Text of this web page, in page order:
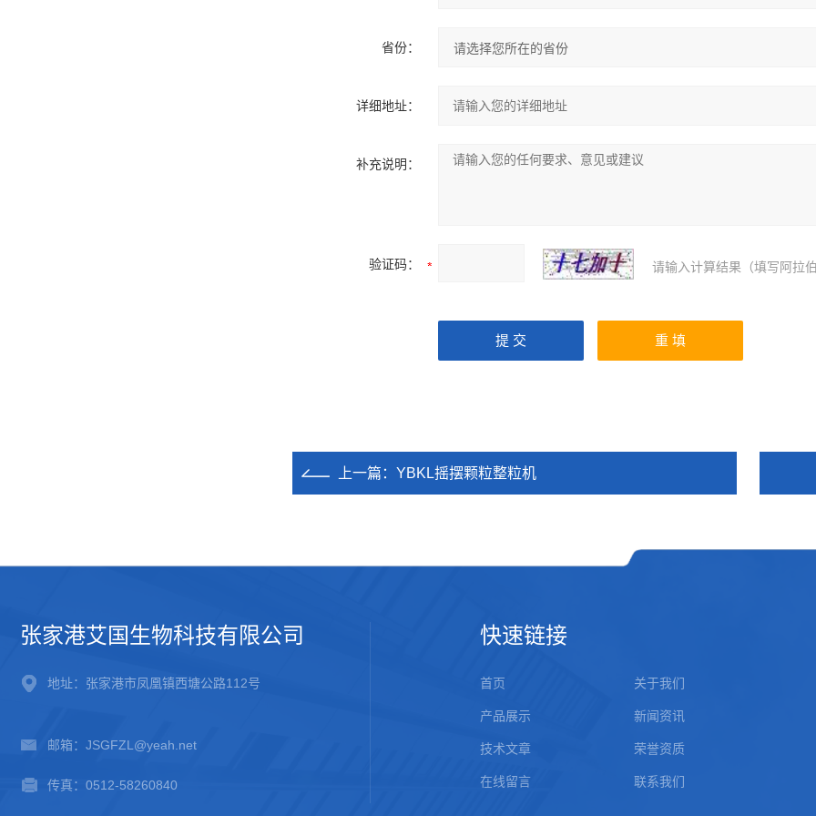
省份：
详细地址：
补充说明：
验证码： 请输入计算结果（填写阿拉
上一篇： YBKL摇摆颗粒整粒机
张家港艾国生物科技有限公司
地址：张家港市凤凰镇西塘公路112号
邮箱：JSGFZL@yeah.net
传真：0512-58260840
快速链接
首页 关于我们
产品展示 新闻资讯
技术文章 荣誉资质
在线留言 联系我们